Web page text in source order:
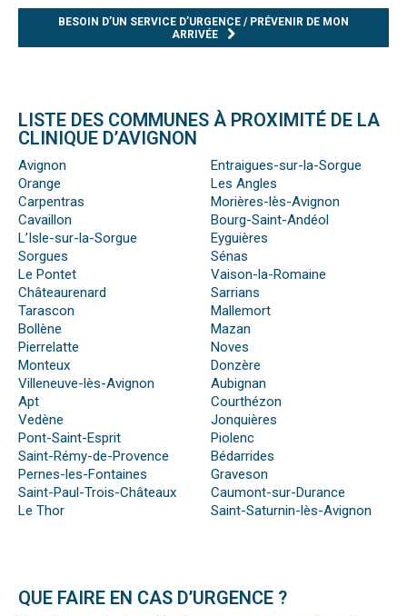
BESOIN D’UN SERVICE D’URGENCE / PRÉVENIR DE MON
ARRIVÉE
LISTE DES COMMUNES À PROXIMITÉ DE LA
CLINIQUE D’AVIGNON
Avignon
Orange
Carpentras
Cavaillon
L’Isle-sur-la-Sorgue
Sorgues
Le Pontet
Châteaurenard
Tarascon
Bollène
Pierrelatte
Monteux
Villeneuve-lès-Avignon
Apt
Vedène
Pont-Saint-Esprit
Saint-Rémy-de-Provence
Pernes-les-Fontaines
Saint-Paul-Trois-Châteaux
Le Thor
Entraigues-sur-la-Sorgue
Les Angles
Morières-lès-Avignon
Bourg-Saint-Andéol
Eyguières
Sénas
Vaison-la-Romaine
Sarrians
Mallemort
Mazan
Noves
Donzère
Aubignan
Courthézon
Jonquières
Piolenc
Bédarrides
Graveson
Caumont-sur-Durance
Saint-Saturnin-lès-Avignon
QUE FAIRE EN CAS D’URGENCE ?